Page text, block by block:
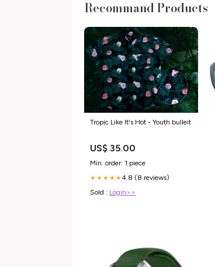
Recommand Products
Tropic Like It's Hot - Youth bulleit
US$ 35.00
Min. order: 1 piece
★★★★★4.8 (8 reviews)
Sold : Login>>